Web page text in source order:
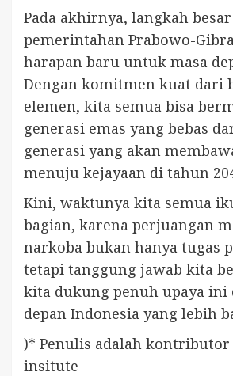
Pada akhirnya, langkah
pemerintahan Prabowo-
harapan baru untuk masa
Dengan komitmen kuat dari
elemen, kita semua bisa
generasi emas yang bebas
generasi yang akan
menuju kejayaan di tahun
Kini, waktunya kita semua
bagian, karena perjuangan
narkoba bukan hanya tugas
tetapi tanggung jawab kita
kita dukung penuh upaya ini
depan Indonesia yang lebih
)* Penulis adalah kontributor
insitute